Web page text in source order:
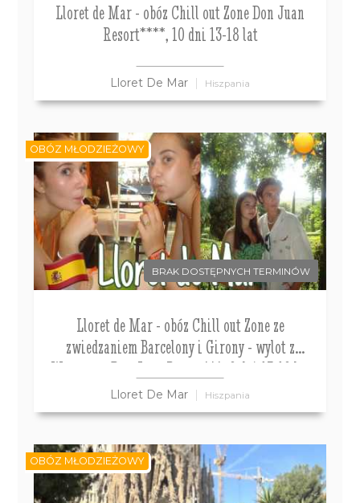
Lloret de Mar - obóz Chill out Zone Don Juan
Resort****, 10 dni 13-18 lat
Lloret De Mar Hiszpania
BRAK DOSTĘPNYCH TERMINÓW
Lloret de Mar - obóz Chill out Zone ze
zwiedzaniem Barcelony i Girony - wylot z
Warszawy Don Juan Resort***, 8 dni 13-18 lat
Lloret De Mar Hiszpania
OBÓZ MŁODZIEŻOWY
OBÓZ MŁODZIEŻOWY